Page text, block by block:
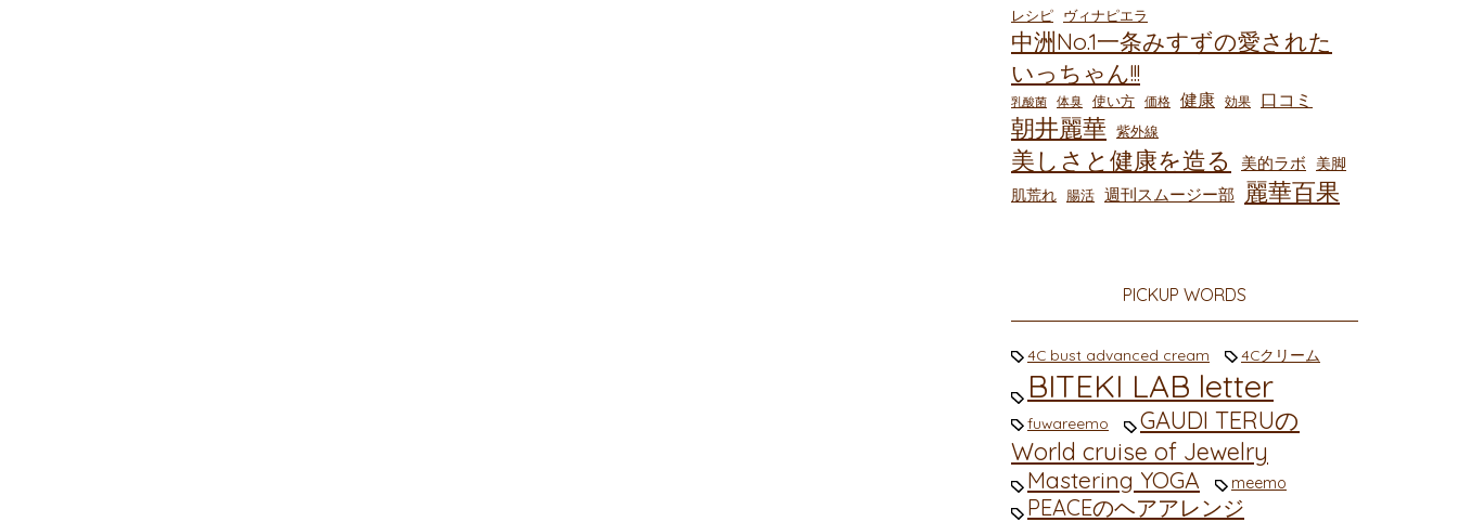
レシピ ヴィナピエラ
中洲No.1一条みすずの愛された
いっちゃん!!!
乳酸菌 体臭 使い方 価格 健康 効果 口コミ
朝井麗華 紫外線
美しさと健康を造る 美的ラボ
美脚
肌荒れ
腸活 週刊スムージー部 麗華百果
PICKUP WORDS
4C bust advanced cream 4Cクリーム
BITEKI LAB letter
fuwareemo
GAUDI TERUの
World cruise of Jewelry
Mastering YOGA meemo
PEACEのヘアアレンジ